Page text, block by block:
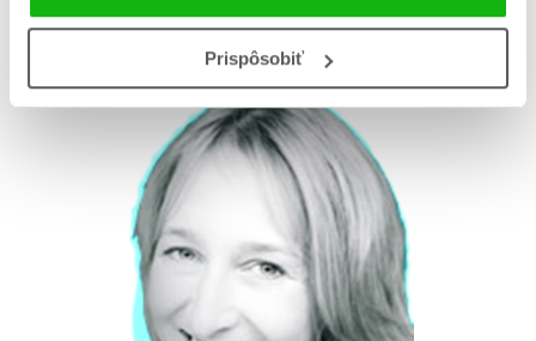
Prispôsobiť
AUTOR KNIHY